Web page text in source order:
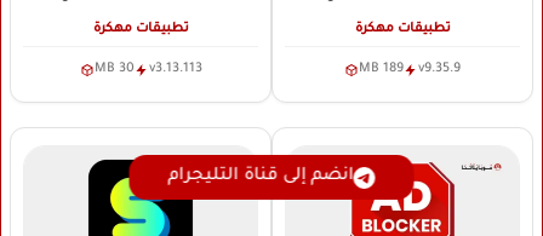
تطبيقات مهكرة
v9.35.9
189 MB
تطبيقات مهكرة
v3.13.113
30 MB
انضم إلى قناة التليجرام